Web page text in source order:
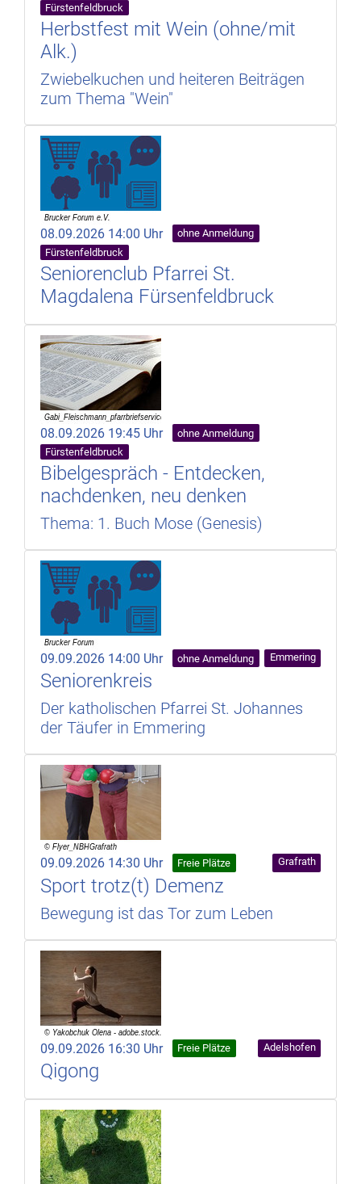
Fürstenfeldbruck
Herbstfest mit Wein (ohne/mit
Alk.)
Zwiebelkuchen und heiteren Beiträgen
zum Thema "Wein"
08.09.2026 14:00 Uhr
ohne Anmeldung
Fürstenfeldbruck
Seniorenclub Pfarrei St.
Magdalena Fürsenfeldbruck
08.09.2026 19:45 Uhr
ohne Anmeldung
Fürstenfeldbruck
Bibelgespräch - Entdecken,
nachdenken, neu denken
Thema: 1. Buch Mose (Genesis)
09.09.2026 14:00 Uhr ohne Anmeldung Emmering
Seniorenkreis
Der katholischen Pfarrei St. Johannes
der Täufer in Emmering
09.09.2026 14:30 Uhr Freie Plätze Grafrath
Sport trotz(t) Demenz
Bewegung ist das Tor zum Leben
09.09.2026 16:30 Uhr Freie Plätze Adelshofen
Qigong